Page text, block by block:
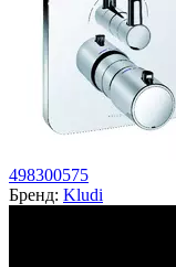
498300575
Бренд: Kludi